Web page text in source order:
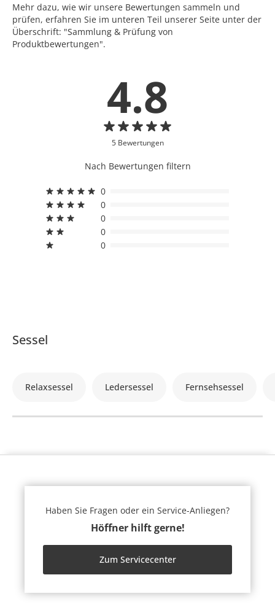
Mehr dazu, wie wir unsere Bewertungen sammeln und
prüfen, erfahren Sie im unteren Teil unserer Seite unter der
Überschrift: "Sammlung & Prüfung von
Produktbewertungen".
4.8
5 Bewertungen
Nach Bewertungen filtern
0
0
0
0
0
Sessel
Relaxsessel Ledersessel Fernsehsessel
Haben Sie Fragen oder ein Service-Anliegen?
Höffner hilft gerne!
Zum Servicecenter